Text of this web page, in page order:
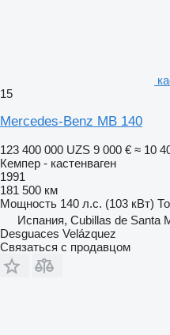
15
Mercedes-Benz MB 140
123 400 000 UZS 9 000 € ≈ 10
Кемпер - кастенваген
1991
181 500 км
Мощность 140 л.с. (103 кВт)
Испания, Cubillas de Santa
Desguaces Velázquez
Связаться с продавцом